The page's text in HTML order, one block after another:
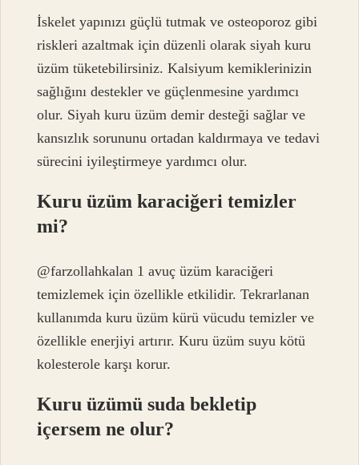
İskelet yapınızı güçlü tutmak ve osteoporoz gibi
riskleri azaltmak için düzenli olarak siyah kuru
üzüm tüketebilirsiniz. Kalsiyum kemiklerinizin
sağlığını destekler ve güçlenmesine yardımcı
olur. Siyah kuru üzüm demir desteği sağlar ve
kansızlık sorununu ortadan kaldırmaya ve tedavi
sürecini iyileştirmeye yardımcı olur.
Kuru üzüm karaciğeri temizler
mi?
@farzollahkalan 1 avuç üzüm karaciğeri
temizlemek için özellikle etkilidir. Tekrarlanan
kullanımda kuru üzüm kürü vücudu temizler ve
özellikle enerjiyi artırır. Kuru üzüm suyu kötü
kolesterole karşı korur.
Kuru üzümü suda bekletip
içersem ne olur?